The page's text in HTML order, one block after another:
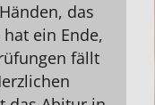
das
ein Ende,
fällt